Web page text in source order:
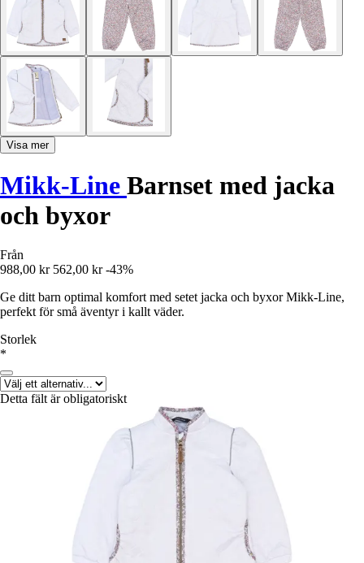
Visa mer
Mikk-Line Barnset med jacka
och byxor
Från
988,00 kr 562,00 kr -43%
Ge ditt barn optimal komfort med setet jacka och byxor Mikk-Line,
perfekt för små äventyr i kallt väder.
Storlek
*
Detta fält är obligatoriskt